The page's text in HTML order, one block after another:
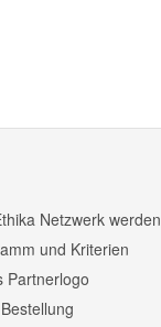
Netz­werk werden
und Krite­rien
Part­ner­logo